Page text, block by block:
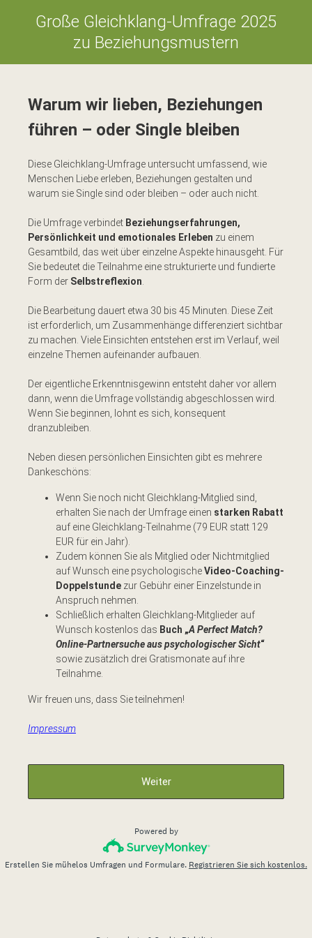
Große Gleichklang-Umfrage 2025
zu Beziehungsmustern
Warum wir lieben, Beziehungen
führen – oder Single bleiben
Diese Gleichklang-Umfrage untersucht umfassend, wie
Menschen Liebe erleben, Beziehungen gestalten und
warum sie Single sind oder bleiben – oder auch nicht.
Die Umfrage verbindet Beziehungserfahrungen,
Persönlichkeit und emotionales Erleben zu einem
Gesamtbild, das weit über einzelne Aspekte hinausgeht. Für
Sie bedeutet die Teilnahme eine strukturierte und fundierte
Form der Selbstreflexion
Die Bearbeitung dauert etwa 30 bis 45 Minuten. Diese Zeit
ist erforderlich, um Zusammenhänge differenziert sichtbar
zu machen. Viele Einsichten entstehen erst im Verlauf, weil
einzelne Themen aufeinander aufbauen.
Der eigentliche Erkenntnisgewinn entsteht daher vor allem
dann, wenn die Umfrage vollständig abgeschlossen wird.
Wenn Sie beginnen, lohnt es sich, konsequent
dranzubleiben.
Neben diesen persönlichen Einsichten gibt es mehrere
Dankeschöns:
Wenn Sie noch nicht Gleichklang-Mitglied sind,
erhalten Sie nach der Umfrage einen starken Rabatt
auf eine Gleichklang-Teilnahme (79 EUR statt 129
EUR für ein Jahr).
Zudem können Sie als Mitglied oder Nichtmitglied
auf Wunsch eine psychologischeVideo-Coaching-
Doppelstunde zur Gebühr einer Einzelstunde in
Anspruch nehmen.
Schließlich erhalten Gleichklang-Mitglieder auf
Wunsch kostenlos das Buch „A Perfect Match?
Online-Partnersuche aus psychologischer Sicht“
sowie zusätzlich drei Gratismonate auf ihre
Teilnahme.
Wir freuen uns, dass Sie teilnehmen!
Impressum
Weiter
Powered by
Erstellen Sie mühelos Umfragen und Formulare. Registrieren Sie sich kostenlos.